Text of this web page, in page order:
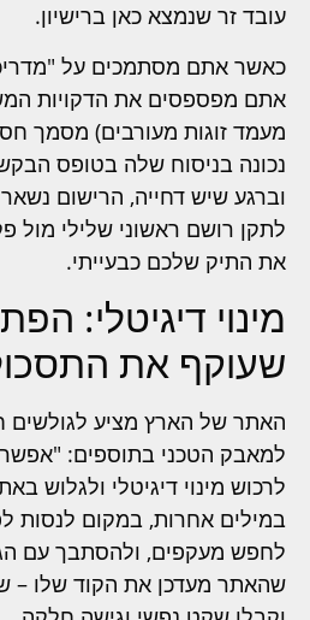
עובד זר שנמצא כאן ברישיון.
כאשר אתם מסתמכים על
אתם מפספסים את הדקויות
מעמד זוגות מעורבים) מסמך
נכונה בניסוח שלה בטופס
וברגע שיש דחייה, הרישום
לתקן רושם ראשוני שלילי מול
את התיק שלכם כבעייתי.
מינוי דיגיטלי:
שעוקף את
האתר של הארץ מציע לגולשים
למאבק הטכני בתוספים:
לרכוש מינוי דיגיטלי ולגלוש
במילים אחרות, במקום לנסות
לחפש מעקפים, ולהסתבך עם
שהאתר מעדכן את הקוד שלו –